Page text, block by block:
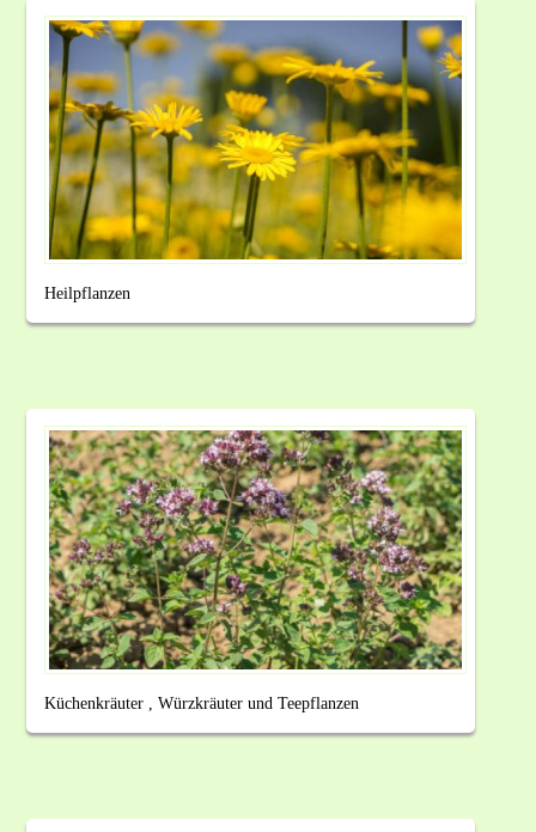
Heilpflanzen
Küchenkräuter , Würzkräuter und Teepflanzen